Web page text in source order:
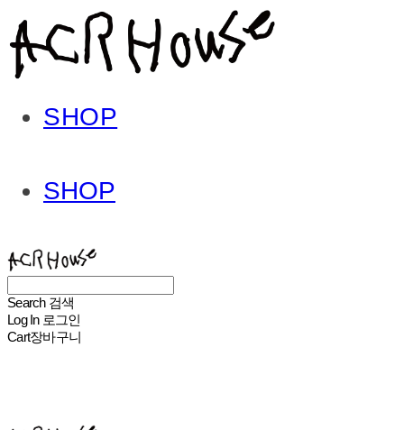
SHOP
SHOP
Search 검색
Log In 로그인
Cart장바구니